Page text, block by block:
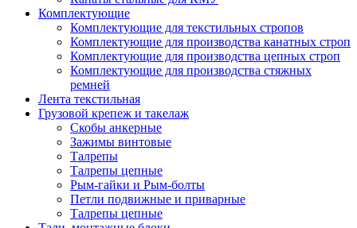
Комплектующие
Комплектующие для текстильных стропов
Комплектующие для производства канатных строп
Комплектующие для производства цепных строп
Комплектующие для производства стяжных
ремней
Лента текстильная
Грузовой крепеж и такелаж
Скобы анкерные
Зажимы винтовые
Талрепы
Талрепы цепные
Рым-гайки и Рым-болты
Петли подвижные и приварные
Талрепы цепные